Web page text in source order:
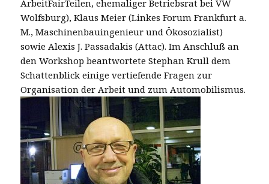
ArbeitFairTeilen, ehemaliger Betriebsrat bei VW
Wolfsburg), Klaus Meier (Linkes Forum Frankfurt a.
M., Maschinenbauingenieur und Ökosozialist)
sowie Alexis J. Passadakis (Attac). Im Anschluß an
den Workshop beantwortete Stephan Krull dem
Schattenblick einige vertiefende Fragen zur
Organisation der Arbeit und zum Automobilismus.